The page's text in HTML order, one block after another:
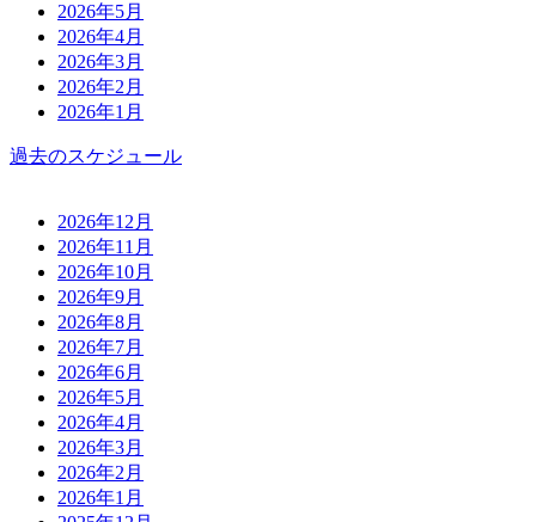
2026年5月
2026年4月
2026年3月
2026年2月
2026年1月
過去のスケジュール
2026年12月
2026年11月
2026年10月
2026年9月
2026年8月
2026年7月
2026年6月
2026年5月
2026年4月
2026年3月
2026年2月
2026年1月